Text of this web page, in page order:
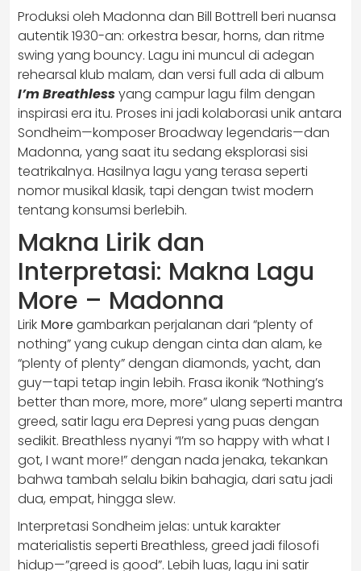
Produksi oleh Madonna dan Bill Bottrell beri nuansa
autentik 1930-an: orkestra besar, horns, dan ritme
swing yang bouncy. Lagu ini muncul di adegan
rehearsal klub malam, dan versi full ada di album
I’m Breathlessyang campur lagu film dengan
inspirasi era itu. Proses ini jadi kolaborasi unik antara
Sondheim—komposer Broadway legendaris—dan
Madonna, yang saat itu sedang eksplorasi sisi
teatrikalnya. Hasilnya lagu yang terasa seperti
nomor musikal klasik, tapi dengan twist modern
tentang konsumsi berlebih.
Makna Lirik dan
Interpretasi: Makna Lagu
More – Madonna
Lirik Moregambarkan perjalanan dari “plenty of
nothing” yang cukup dengan cinta dan alam, ke
“plenty of plenty” dengan diamonds, yacht, dan
guy—tapi tetap ingin lebih. Frasa ikonik “Nothing’s
better than more, more, more” ulang seperti mantra
greed, satir lagu era Depresi yang puas dengan
sedikit. Breathless nyanyi “I’m so happy with what I
got, I want more!” dengan nada jenaka, tekankan
bahwa tambah selalu bikin bahagia, dari satu jadi
dua, empat, hingga slew.
Interpretasi Sondheim jelas: untuk karakter
materialistis seperti Breathless, greed jadi filosofi
hidup—”greed is good”. Lebih luas, lagu ini satir